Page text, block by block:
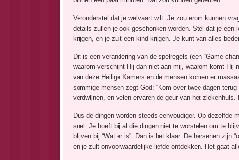
Veronderstel dat je welvaart wilt. Je zou erom kunnen
details zullen je ook geschonken worden. Stel dat je een
krijgen, en je zult een kind krijgen. Je kunt van alles
Dit is een verandering van de spelregels (een “Game
waarom verschijnt Hij dan niet aan mij, waarom komt Hij
van deze Heilige Kamers en de mensen komen er
sommige mensen zegt God: “Kom over twee dagen
verdwijnen, en velen ervaren de geur van het
Dus de dingen worden steeds eenvoudiger. Op dezelfde
snel. Je hoeft bij al die dingen niet te worstelen om te
blijven bij “Wat er is”. Dan is het klaar. De hersenen zijn
en je zult onvoorwaardelijke liefde ontdekken. Het gaat